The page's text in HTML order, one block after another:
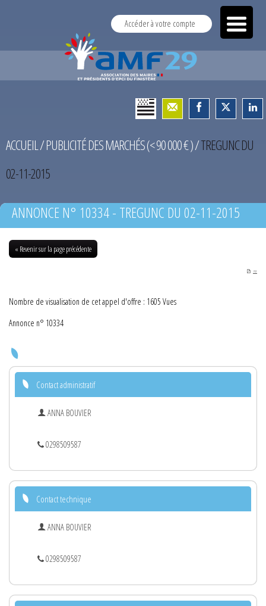
Accéder à votre compte
ACCUEIL/PUBLICITÉ DES MARCHÉS (< 90 000 € )/TREGUNC DU
02-11-2015
ANNONCE N° 10334 - TREGUNC DU 02-11-2015
« Revenir sur la page précédente
PDF
Nombre de visualisation de cet appel d'offre : 1605 Vues
Annonce n° 10334
Contact administratif
ANNA BOUVIER
0298509587
Contact technique
ANNA BOUVIER
0298509587